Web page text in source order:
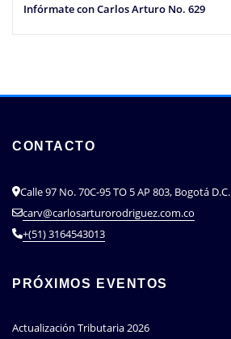
Infórmate con Carlos Arturo No. 629
CONTACTO
Calle 97 No. 70C-95 TO 5 AP 803, Bogotá D.C.
carv@carlosarturorodriguez.com.co
+(51) 3164543013
PRÓXIMOS EVENTOS
Actualización Tributaria 2026